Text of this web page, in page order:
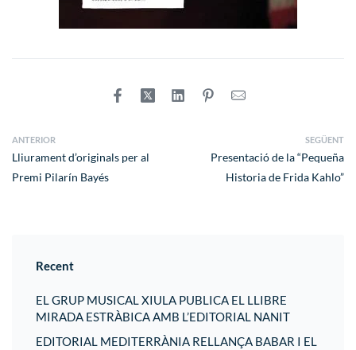
ANTERIOR
Lliurament d’originals per al
Premi Pilarín Bayés
SEGÜENT
Presentació de la “Pequeña
Historia de Frida Kahlo”
Recent
EL GRUP MUSICAL XIULA PUBLICA EL LLIBRE
MIRADA ESTRÀBICA AMB L’EDITORIAL NANIT
EDITORIAL MEDITERRÀNIA RELLANÇA BABAR I EL